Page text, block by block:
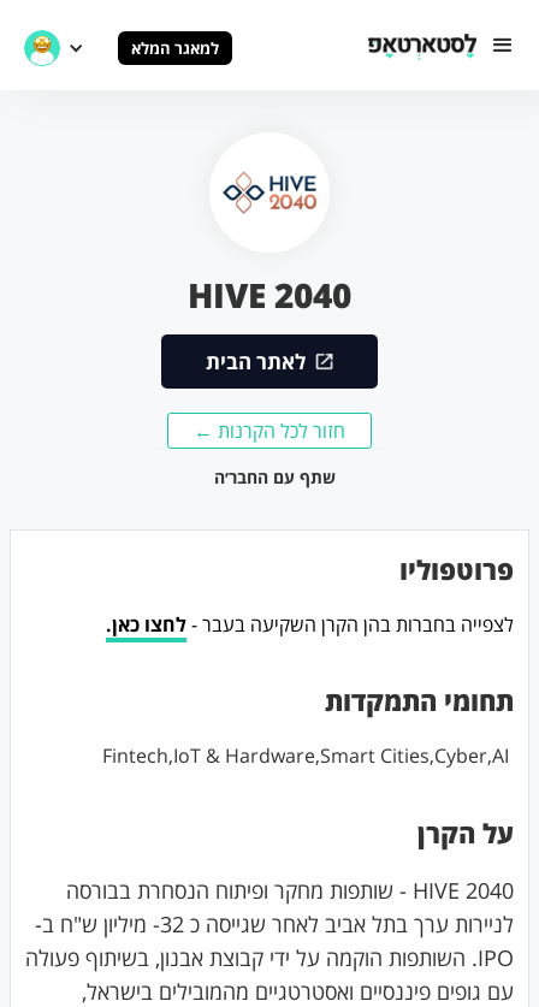
למאגר המלא
HIVE 2040
לאתר הבית
חזור לכל הקרנות ←
שתף עם החבר׳ה
פרוטפוליו
לצפייה בחברות בהן הקרן השקיעה בעבר -לחצו כאן.
תחומי התמקדות
Fintech,IoT & Hardware,Smart Cities,Cyber,AI
על הקרן
HIVE 2040 - שותפות מחקר ופיתוח הנסחרת בבורסה
לניירות ערך בתל אביב לאחר שגייסה כ 32- מיליון ש"ח ב-
IPO. השותפות הוקמה על ידי קבוצת אבנון, בשיתוף פעולה
עם גופים פיננסיים ואסטרטגיים מהמובילים בישראל,